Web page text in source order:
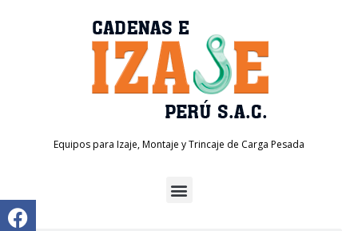
Equipos para Izaje, Montaje y Trincaje de Carga Pesada